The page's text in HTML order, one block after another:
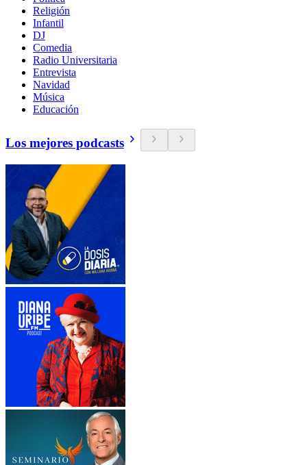
Religión
Infantil
DJ
Comedia
Radio Universitaria
Entrevista
Navidad
Música
Educación
Los mejores podcasts